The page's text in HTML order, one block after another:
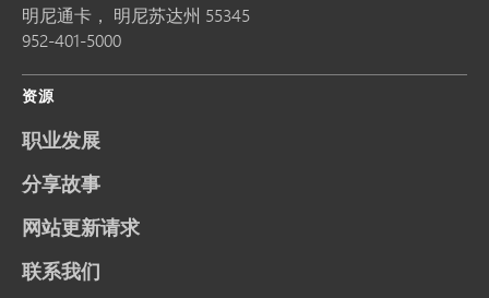
明尼通卡， 明尼苏达州 55345
952-401-5000
资源
职业发展
分享故事
网站更新请求
联系我们